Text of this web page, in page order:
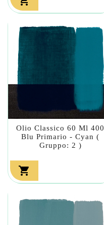
Olio Classico 60 Ml 400
Blu Primario - Cyan (
Gruppo: 2 )
